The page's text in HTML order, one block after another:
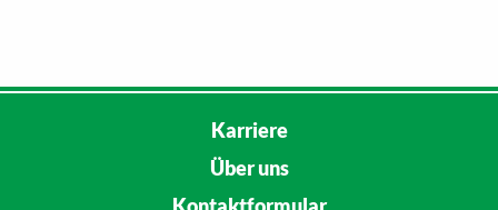
Karriere
Über uns